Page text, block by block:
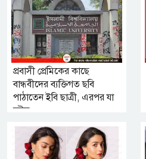
প্রবাসী প্রেমিকের কাছে
বান্ধবীদের ব্যক্তিগত ছবি
পাঠাতেন ইবি ছাত্রী, এরপর যা
ঘটল...